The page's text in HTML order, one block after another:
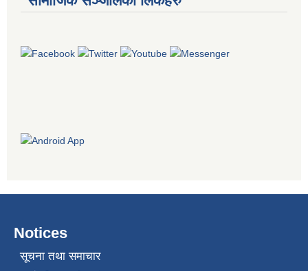
Notices
सूचना तथा समाचार